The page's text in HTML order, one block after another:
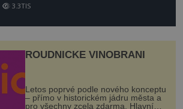
3.3TIS
ROUDNICKÉ VINOBRANÍ
Letos poprvé podle nového konceptu
– přímo v historickém jádru města a
pro všechny zcela zdarma. Hlavní